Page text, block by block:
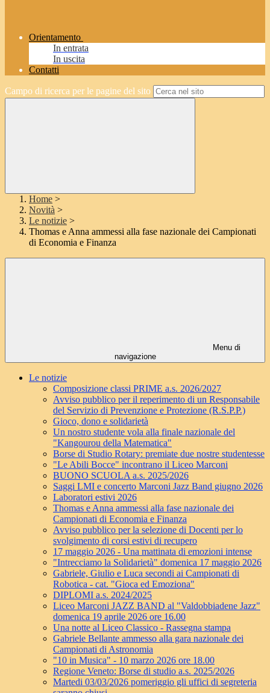
Orientamento
In entrata
In uscita
Contatti
Campo di ricerca per le pagine del sito
Home >
Novità >
Le notizie >
Thomas e Anna ammessi alla fase nazionale dei Campionati
di Economia e Finanza
Menu di
navigazione
Le notizie
Composizione classi PRIME a.s. 2026/2027
Avviso pubblico per il reperimento di un Responsabile
del Servizio di Prevenzione e Protezione (R.S.P.P.)
Gioco, dono e solidarietà
Un nostro studente vola alla finale nazionale del
"Kangourou della Matematica"
Borse di Studio Rotary: premiate due nostre studentesse
"Le Abili Bocce" incontrano il Liceo Marconi
BUONO SCUOLA a.s. 2025/2026
Saggi LMI e concerto Marconi Jazz Band giugno 2026
Laboratori estivi 2026
Thomas e Anna ammessi alla fase nazionale dei
Campionati di Economia e Finanza
Avviso pubblico per la selezione di Docenti per lo
svolgimento di corsi estivi di recupero
17 maggio 2026 - Una mattinata di emozioni intense
"Intrecciamo la Solidarietà" domenica 17 maggio 2026
Gabriele, Giulio e Luca secondi ai Campionati di
Robotica - cat. "Gioca ed Emoziona"
DIPLOMI a.s. 2024/2025
Liceo Marconi JAZZ BAND al "Valdobbiadene Jazz"
domenica 19 aprile 2026 ore 16.00
Una notte al Liceo Classico - Rassegna stampa
Gabriele Bellante ammesso alla gara nazionale dei
Campionati di Astronomia
"10 in Musica" - 10 marzo 2026 ore 18.00
Regione Veneto: Borse di studio a.s. 2025/2026
Martedi 03/03/2026 pomeriggio gli uffici di segreteria